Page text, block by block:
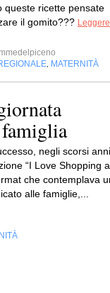
queste ricette pensate
il gomito??? Leggere
MATERNITÀ
negli scorsi
“I Love Shopping a
che contemplava
alle famiglie,...